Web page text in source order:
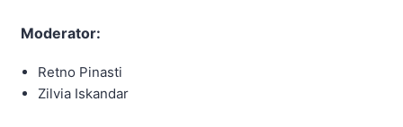
Moderator:
Retno Pinasti
Zilvia Iskandar